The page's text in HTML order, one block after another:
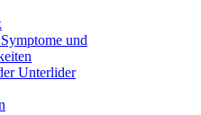
und
Unterlider